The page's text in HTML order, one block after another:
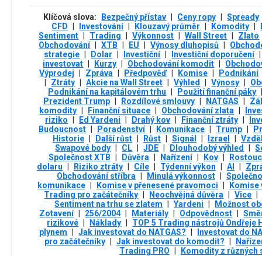
Klíčová slova: Bezpečný přístav | Ceny ropy | Spready
CFD | Investování | Klouzavý průměr | Komodity |
Sentiment | Trading | Výkonnost | Wall Street |
Zlato
Obchodování | XTB | EU | Výnosy dluhopisů |
strategie | Dolar | Investiční | Investiční doporučení |
investovat | Kurzy | Obchodování komodit |
Výprodej | Zpráva | Předpověď | Komise |
Podnikání
|
Ztráty | Akcie na Wall Street | Výhled | Výnosy |
Podnikání na kapitálovém trhu | Použití finanční páky
Prezident Trump | Rozdílové smlouvy | NATGAS |
komodity | Finanční situace | Obchodování zlata |
riziko | Ed Yardeni | Drahý kov | Finanční ztráty |
Budoucnost | Poradenství | Komunikace | Trump |
Historie | Další růst | Růst | Signál | Izrael |
Swapové body | CL | JDE | Dlouhodobý výhled |
Společnost XTB | Důvěra | Nařízení | Kov |
dolaru | Riziko ztráty | Cíle | Týdenní výkon | AI |
Obchodování stříbra | Minulá výkonnost |
komunikace | Komise v přenesené pravomoci |
Komise
Trading pro začátečníky | Neochvějná důvěra | Vice |
Sentiment na trhu se zlatem | Yardeni |
Možnost
Zotavení | 256/2004 | Materiály | Odpovědnost |
rizikové | Náklady |
TOP 5 Trading nástrojů Ondřeje
plynem | Jak investovat do NATGAS? |
Investovat do
pro začátečníky | Jak investovat do komodit? |
Trading PRO | Komodity z různých